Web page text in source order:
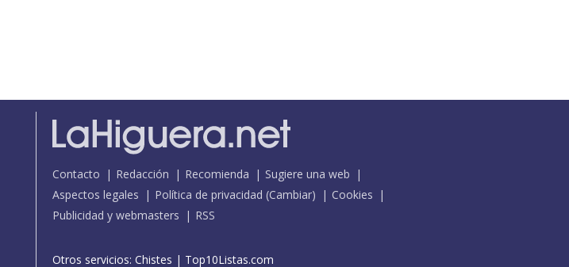
Contacto Redacción Recomienda
Sugiere una web
Aspectos legales
Política de privacidad (Cambiar)
Cookies
Publicidad y webmasters
RSS
Otros servicios: Chistes | Top10Listas.com